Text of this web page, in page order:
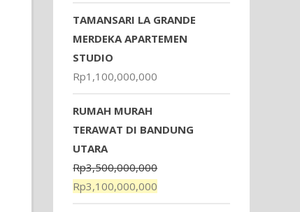
TAMANSARI LA GRANDE
MERDEKA APARTEMEN
STUDIO
Rp1,100,000,000
RUMAH MURAH
TERAWAT DI BANDUNG
UTARA
Rp3,500,000,000
Rp3,100,000,000